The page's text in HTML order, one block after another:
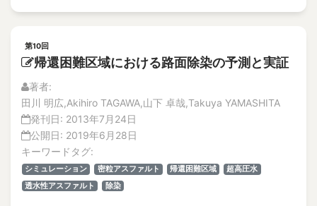
第10回
帰還困難区域における路面除染の予測と実証
著者:
田川 明広,Akihiro TAGAWA,山下 卓哉,Takuya YAMASHITA
発刊日: 2013年7月24日
公開日: 2019年6月28日
キーワードタグ:
シミュレーション 密粒アスファルト 帰還困難区域
超高圧水
透水性アスファルト
除染